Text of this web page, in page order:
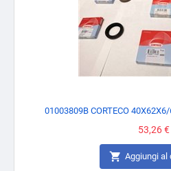
01003809B CORTECO
Prezzo
53,26 €
 Aggiungi al